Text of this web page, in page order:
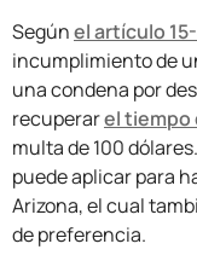
Segúnel artículo
incumplimiento de
una condena por
recuperarel tiempo
multa de 100
puede aplicar para
Arizona, el cual
de preferencia.